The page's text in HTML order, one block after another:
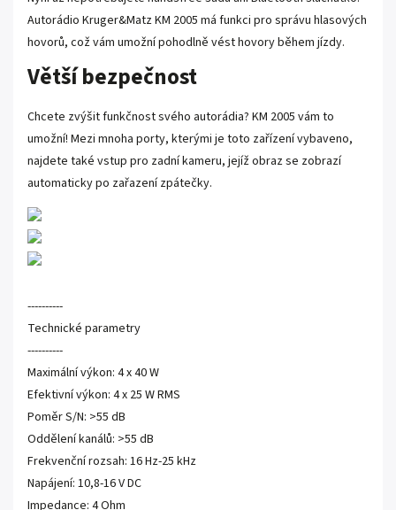
Autorádio Kruger&Matz KM 2005 má funkci pro správu hlasových
hovorů, což vám umožní pohodlně vést hovory během jízdy.
Větší bezpečnost
Chcete zvýšit funkčnost svého autorádia? KM 2005 vám to
umožní! Mezi mnoha porty, kterými je toto zařízení vybaveno,
najdete také vstup pro zadní kameru, jejíž obraz se zobrazí
automaticky po zařazení zpátečky.
----------
Technické parametry
----------
Maximální výkon: 4 x 40 W
Efektivní výkon: 4 x 25 W RMS
Poměr S/N: >55 dB
Oddělení kanálů: >55 dB
Frekvenční rozsah: 16 Hz-25 kHz
Napájení: 10,8-16 V DC
Impedance: 4 Ohm